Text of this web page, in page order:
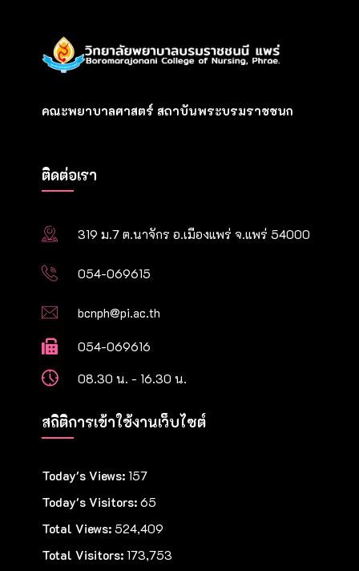
คณะพยาบาลศาสตร์ สถาบันพระบรมราชชนก
ติดต่อเรา
319 ม.7 ต.นาจักร อ.เมืองแพร่ จ.แพร่ 54000
054-069615
bcnph@pi.ac.th
054-069616
08.30 น. - 16.30 น.
สถิติการเข้าใช้งานเว็บไซต์
Today's Views: 157
Today's Visitors: 65
Total Views: 524,409
Total Visitors: 173,753